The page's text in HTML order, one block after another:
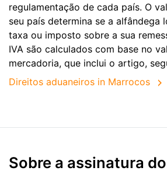
regulamentação de cada país. O
seu país determina se a alfândega
taxa ou imposto sobre a sua
IVA são calculados com base no
mercadoria, que inclui o artigo,
Direitos aduaneiros in Marrocos
Sobre a assinatura do